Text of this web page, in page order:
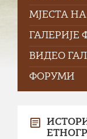
МЈЕСТА
ГАЛЕРИЈЕ
ВИДЕО
ФОРУМИ